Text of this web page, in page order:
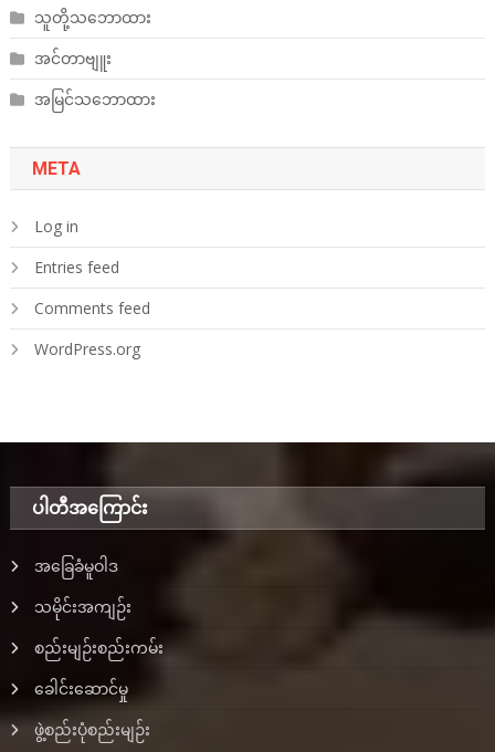
သူတို့သဘောထား
အင်တာဗျူး
အမြင်သဘောထား
META
Log in
Entries feed
Comments feed
WordPress.org
ပါတီအ‌ကြောင်း
အခြေခံမူဝါဒ
သမိုင်းအကျဉ်း
စည်းမျဉ်းစည်းကမ်း
ခေါင်းဆောင်မှု
ဖွဲ့စည်းပုံစည်းမျဉ်း